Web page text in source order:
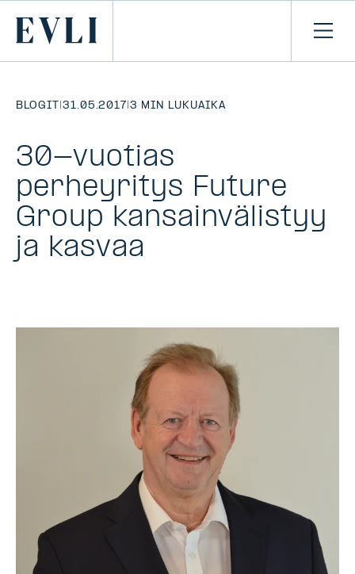
Primary
Avaa
BLOGIT |31.05.2017|3 MIN LUKUAIKA
30-vuotias
perheyritys Future
Group kansainvälistyy
ja kasvaa